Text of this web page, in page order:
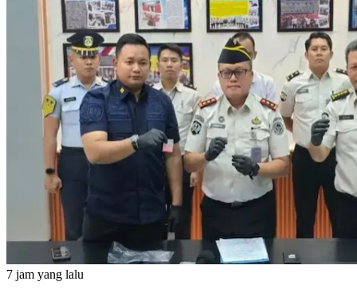
7 jam yang lalu